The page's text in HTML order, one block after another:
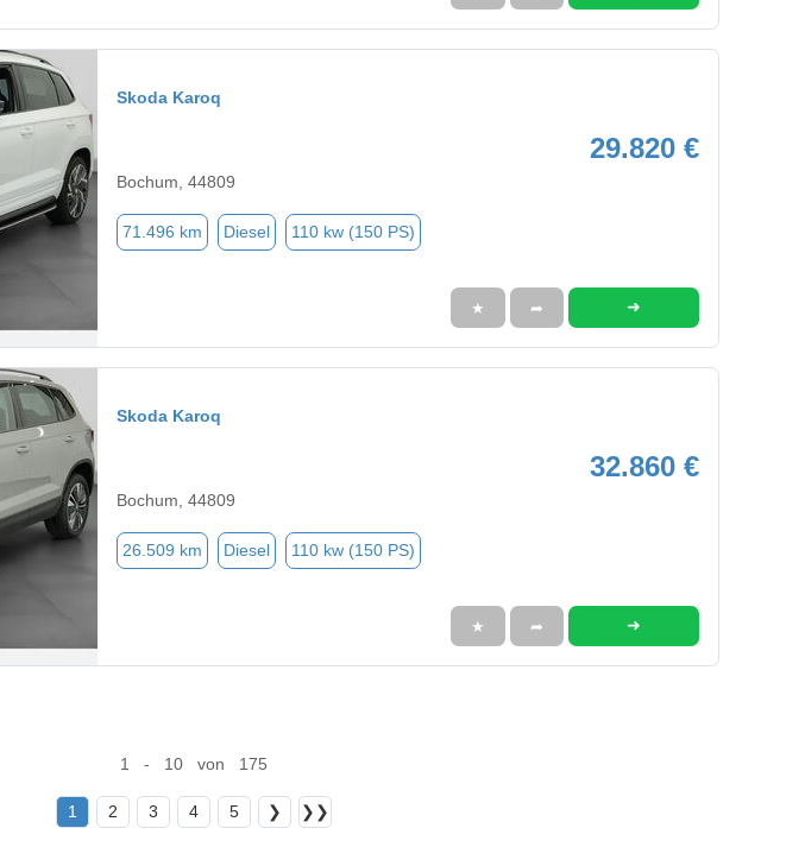
Skoda Karoq
29.820 €
Bochum, 44809
71.496 km Diesel 110 kw (150 PS)
★ ➦ ➜
Skoda Karoq
32.860 €
Bochum, 44809
26.509 km Diesel 110 kw (150 PS)
★ ➦ ➜
1 - 10 von 175
1 2 3 4 5 ❯ ❯❯